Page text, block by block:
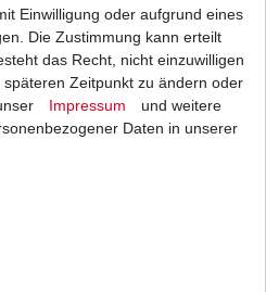
Ducati ST3 S
S300AA S302AA 2004-2007
*
Einwilligung oder aufgrund eines
Die Zustimmung kann erteilt
das Recht, nicht einzuwilligen
Zeitpunkt zu ändern oder
Impressum
und weitere
Daten in unserer